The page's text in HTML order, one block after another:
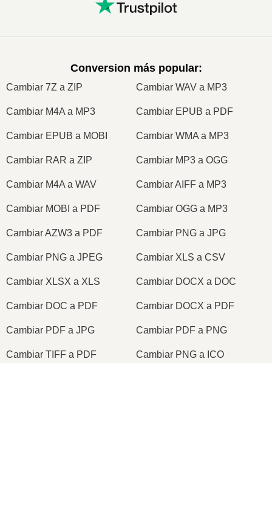
Conversion más popular:
Cambiar 7Z a ZIP Cambiar WAV a MP3
Cambiar M4A a MP3 Cambiar EPUB a PDF
Cambiar EPUB a MOBI Cambiar WMA a MP3
Cambiar RAR a ZIP Cambiar MP3 a OGG
Cambiar M4A a WAV Cambiar AIFF a MP3
Cambiar MOBI a PDF Cambiar OGG a MP3
Cambiar AZW3 a PDF Cambiar PNG a JPG
Cambiar PNG a JPEG Cambiar XLS a CSV
Cambiar XLSX a XLS Cambiar DOCX a DOC
Cambiar DOC a PDF Cambiar DOCX a PDF
Cambiar PDF a JPG Cambiar PDF a PNG
Cambiar TIFF a PDF Cambiar PNG a ICO